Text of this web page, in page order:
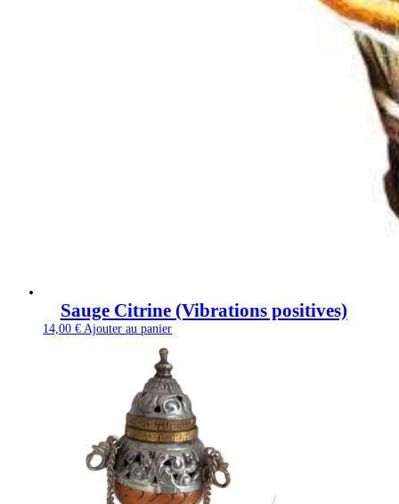
Sauge Citrine (Vibrations positives)
14,00 € Ajouter au panier